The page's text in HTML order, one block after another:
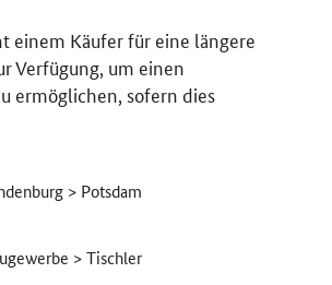
einem Käufer für eine längere
Verfügung, um einen
ermöglichen, sofern dies
> Potsdam
> Tischler